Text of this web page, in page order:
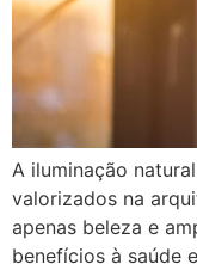
A iluminação
valorizados na
apenas beleza e
benefícios à saúde